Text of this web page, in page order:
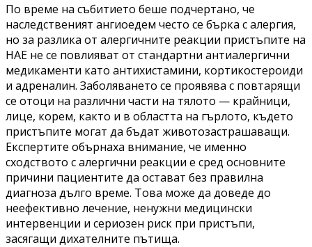
По време на събитието беше подчертано, че
наследственият ангиоедем често се бърка с алергия,
но за разлика от алергичните реакции пристъпите на
НАЕ не се повлияват от стандартни антиалергични
медикаменти като антихистамини, кортикостероиди
и адреналин. Заболяването се проявява с повтарящи
се отоци на различни части на тялото — крайници,
лице, корем, както и в областта на гърлото, където
пристъпите могат да бъдат животозастрашаващи.
Експертите обърнаха внимание, че именно
сходството с алергични реакции е сред основните
причини пациентите да остават без правилна
диагноза дълго време. Това може да доведе до
неефективно лечение, ненужни медицински
интервенции и сериозен риск при пристъпи,
засягащи дихателните пътища.